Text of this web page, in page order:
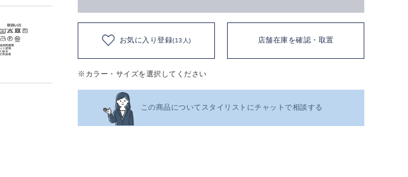
お気に入り登録(13人) 店舗在庫を確認・取置
※カラー・サイズを選択してください
この商品についてスタイリストにチャットで相談する